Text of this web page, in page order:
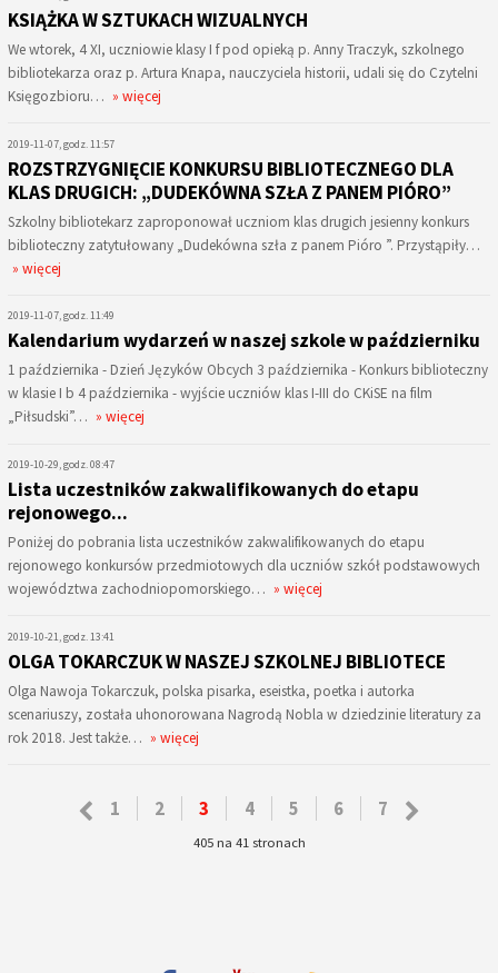
KSIĄŻKA W SZTUKACH WIZUALNYCH
We wtorek, 4 XI, uczniowie klasy I f pod opieką p. Anny Traczyk, szkolnego
bibliotekarza oraz p. Artura Knapa, nauczyciela historii, udali się do Czytelni
Księgozbioru… » więcej
2019-11-07, godz. 11:57
ROZSTRZYGNIĘCIE KONKURSU BIBLIOTECZNEGO DLA
KLAS DRUGICH: „DUDEKÓWNA SZŁA Z PANEM PIÓRO”
Szkolny bibliotekarz zaproponował uczniom klas drugich jesienny konkurs
biblioteczny zatytułowany „Dudekówna szła z panem Pióro ”. Przystąpiły…
» więcej
2019-11-07, godz. 11:49
Kalendarium wydarzeń w naszej szkole w październiku
1 października - Dzień Języków Obcych 3 października - Konkurs biblioteczny
w klasie I b 4 października - wyjście uczniów klas I-III do CKiSE na film
„Piłsudski”… » więcej
2019-10-29, godz. 08:47
Lista uczestników zakwalifikowanych do etapu
rejonowego...
Poniżej do pobrania lista uczestników zakwalifikowanych do etapu
rejonowego konkursów przedmiotowych dla uczniów szkół podstawowych
województwa zachodniopomorskiego… » więcej
2019-10-21, godz. 13:41
OLGA TOKARCZUK W NASZEJ SZKOLNEJ BIBLIOTECE
Olga Nawoja Tokarczuk, polska pisarka, eseistka, poetka i autorka
scenariuszy, została uhonorowana Nagrodą Nobla w dziedzinie literatury za
rok 2018. Jest także… » więcej
1 2 3 4 5 6 7
405 na 41 stronach